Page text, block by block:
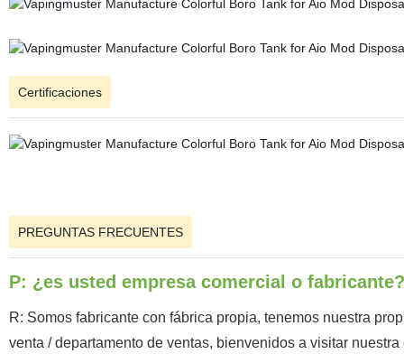
Certificaciones
PREGUNTAS FRECUENTES
P: ¿es usted empresa comercial o fabricante?
R: Somos fabricante con fábrica propia, tenemos nuestra
venta / departamento de ventas, bienvenidos a visitar nuestra